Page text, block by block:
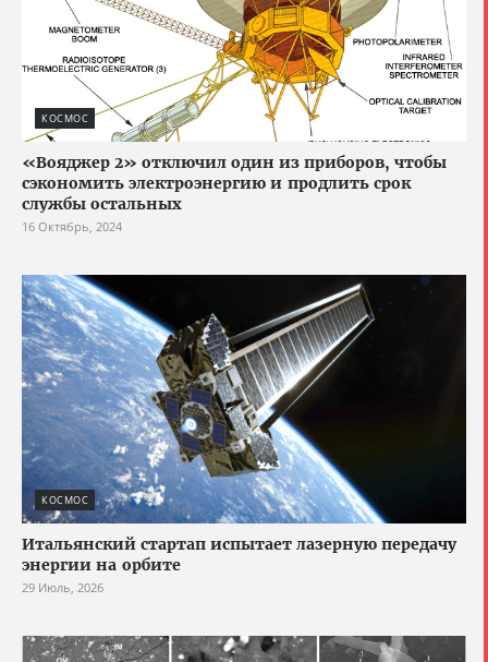
КОСМОС
«Вояджер 2» отключил один из приборов, чтобы
сэкономить электроэнергию и продлить срок
службы остальных
16 Октябрь, 2024
КОСМОС
Итальянский стартап испытает лазерную передачу
энергии на орбите
29 Июль, 2026